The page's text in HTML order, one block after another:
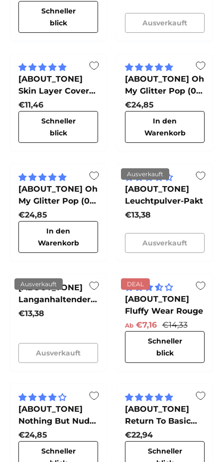
Schneller
blick
Ausverkauft
[ABOUT_TONE]
Skin Layer Cover
Fit Concealer
Normaler Preis
€11,46
Schneller
blick
[ABOUT_TONE] Oh
My Glitter Pop (01
Oh:Stunner)
Normaler Preis
€24,85
In den
Warenkorb
[ABOUT_TONE] Oh
My Glitter Pop (03
Oh:Dreamer)
Normaler Preis
€24,85
In den
Warenkorb
Ausverkauft
[ABOUT_TONE]
Leuchtpulver-Pakt
Normaler Preis
€13,38
Ausverkauft
Ausverkauft
[ABOUT_TONE]
Langanhaltender
Make-up-
Normaler Preis
€13,38
Ausverkauft
DEAL
[ABOUT_TONE]
Fluffy Wear Rouge
Verkaufspreis
Ab €7,16 Normaler Preis
€14,33
Schneller
blick
[ABOUT_TONE]
Nothing But Nude
Foundation
Normaler Preis
€24,85
Schneller
[ABOUT_TONE]
Return To Basic
Shadow Palette
Normaler Preis
€22,94
Schneller